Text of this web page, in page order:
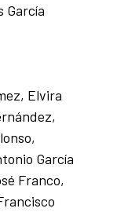
García
Elvira
García
Franco,